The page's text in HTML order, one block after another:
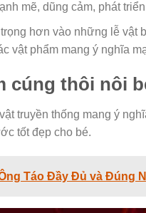
mẽ, dũng cảm, phát
hơn vào những lễ
vật phẩm mang ý nghĩa
cúng thôi nôi
truyền thống mang ý
tốt đẹp cho bé.
Táo Đầy Đủ và Đúng